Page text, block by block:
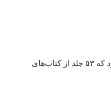
یکی از صحنه‌های ماندگار نمایشگاه، اقدام ارزشمند نرگس دائیان، کودک هشت‌ساله مهدیشهری بود که ۵۳ جلد از کتاب‌های